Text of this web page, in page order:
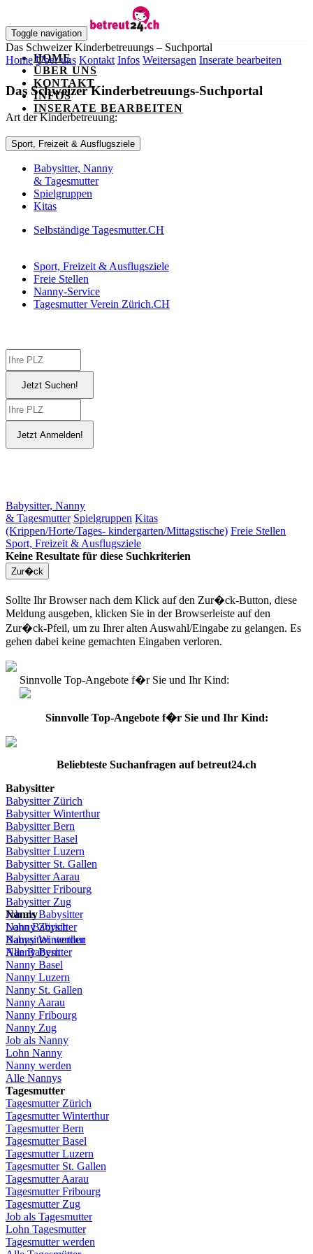
Toggle navigation
HOME
ÜBER UNS
KONTAKT
INFOS
INSERATE BEARBEITEN
Das Schweizer Kinderbetreuungs – Suchportal
Home Über uns Kontakt Infos Weitersagen Inserate bearbeiten
Das Schweizer Kinderbetreuungs-Suchportal
Art der Kinderbetreuung:
Sport, Freizeit & Ausflugsziele
Babysitter, Nanny
& Tagesmutter
Spielgruppen
Kitas
Selbständige Tagesmutter.CH
Sport, Freizeit & Ausflugsziele
Freie Stellen
Nanny-Service
Tagesmutter Verein Zürich.CH
Babysitter, Nanny
& Tagesmutter Spielgruppen Kitas
(Krippen/Horte/Tages- kindergarten/Mittagstische) Freie Stellen
Sport, Freizeit & Ausflugsziele
Keine Resultate für diese Suchkriterien
Sollte Ihr Browser nach dem Klick auf den Zur�ck-Button, diese
Meldung ausgeben, klicken Sie in der Browserleiste auf den
Zur�ck-Pfeil, um zu Ihrer alten Auswahl/Eingabe zu gelangen. Es
gehen dabei keine gemachten Eingaben verloren.
Sinnvolle Top-Angebote f�r Sie und Ihr Kind:
Sinnvolle Top-Angebote f�r Sie und Ihr Kind:
Beliebteste Suchanfragen aufbetreut24.ch
Babysitter
BabysitterZürich
Babysitter Winterthur
Babysitter Bern
Babysitter Basel
BabysitterLuzern
Babysitter St. Gallen
BabysitterAarau
BabysitterFribourg
BabysitterZug
JobalsBabysitter
LohnBabysitter
Babysitterwerden
Alle Babysitter
Nanny
NannyZürich
Nanny Winterthur
Nanny Bern
Nanny Basel
Nanny Luzern
Nanny St. Gallen
NannyAarau
Nanny Fribourg
Nanny Zug
Job als Nanny
Lohn Nanny
Nanny werden
Alle Nannys
Tagesmutter
Tagesmutter Zürich
TagesmutterWinterthur
TagesmutterBern
TagesmutterBasel
Tagesmutter Luzern
TagesmutterSt. Gallen
TagesmutterAarau
Tagesmutter Fribourg
Tagesmutter Zug
Job als Tagesmutter
Lohn Tagesmutter
Tagesmutter werden